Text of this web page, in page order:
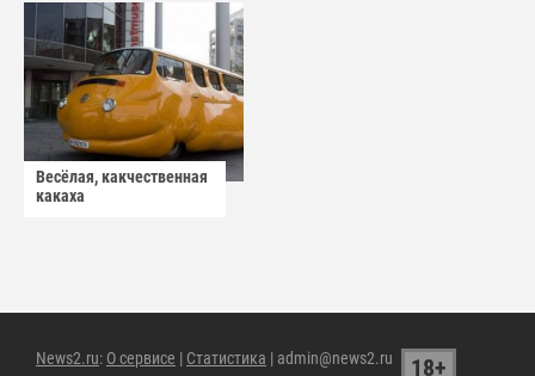
Весёлая, какчественная
какаха
News2.ru: О сервисе | Статистика | admin@news2.ru 18+